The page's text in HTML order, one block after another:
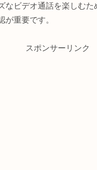
なビデオ通話を楽しむた
が重要です。
スポンサーリンク